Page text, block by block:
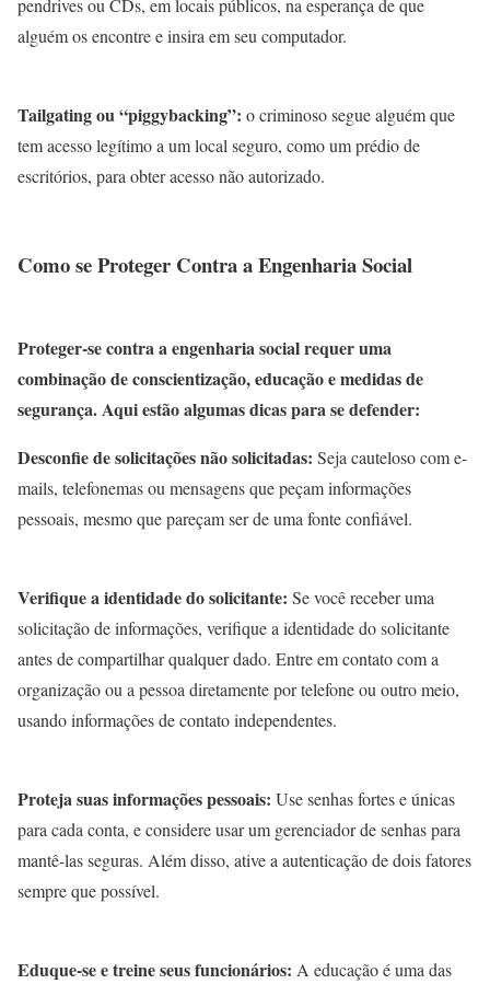
pendrives ou CDs, em locais públicos, na esperança de que
alguém os encontre e insira em seu computador.
Tailgating ou “piggybacking”: o criminoso segue alguém que
tem acesso legítimo a um local seguro, como um prédio de
escritórios, para obter acesso não autorizado.
Como se Proteger Contra a Engenharia Social
Proteger-se contra a engenharia social requer uma
combinação de conscientização, educação e medidas de
segurança. Aqui estão algumas dicas para se defender:
Desconfie de solicitações não solicitadas: Seja cauteloso com e-
mails, telefonemas ou mensagens que peçam informações
pessoais, mesmo que pareçam ser de uma fonte confiável.
Verifique a identidade do solicitante: Se você receber uma
solicitação de informações, verifique a identidade do solicitante
antes de compartilhar qualquer dado. Entre em contato com a
organização ou a pessoa diretamente por telefone ou outro meio,
usando informações de contato independentes.
Proteja suas informações pessoais: Use senhas fortes e únicas
para cada conta, e considere usar um gerenciador de senhas para
mantê-las seguras. Além disso, ative a autenticação de dois fatores
sempre que possível.
Eduque-se e treine seus funcionários: A educação é uma das